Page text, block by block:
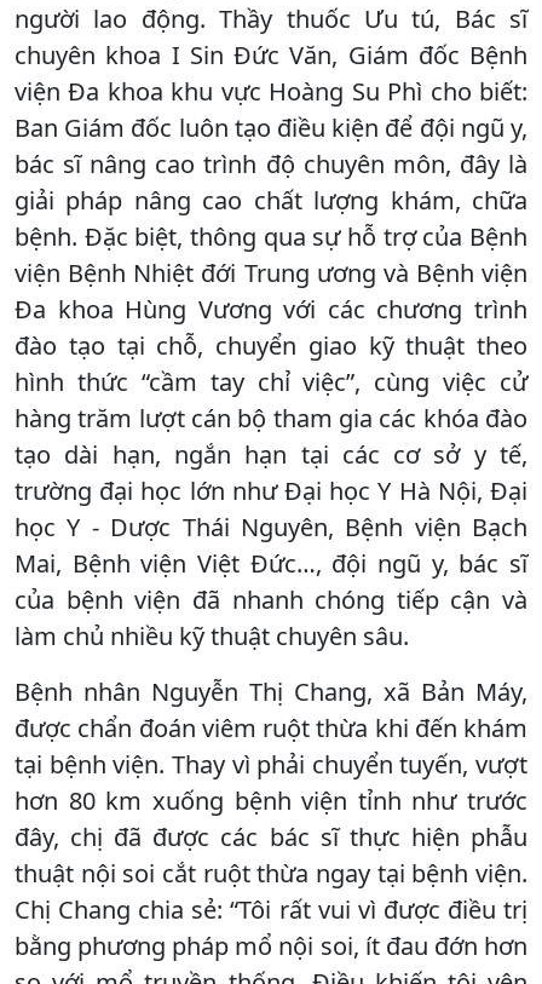
người lao động. Thầy thuốc Ưu tú, Bác sĩ
chuyên khoa I Sin Đức Văn, Giám đốc Bệnh
viện Đa khoa khu vực Hoàng Su Phì cho biết:
Ban Giám đốc luôn tạo điều kiện để đội ngũ y,
bác sĩ nâng cao trình độ chuyên môn, đây là
giải pháp nâng cao chất lượng khám, chữa
bệnh. Đặc biệt, thông qua sự hỗ trợ của Bệnh
viện Bệnh Nhiệt đới Trung ương và Bệnh viện
Đa khoa Hùng Vương với các chương trình
đào tạo tại chỗ, chuyển giao kỹ thuật theo
hình thức “cầm tay chỉ việc”, cùng việc cử
hàng trăm lượt cán bộ tham gia các khóa đào
tạo dài hạn, ngắn hạn tại các cơ sở y tế,
trường đại học lớn như Đại học Y Hà Nội, Đại
học Y - Dược Thái Nguyên, Bệnh viện Bạch
Mai, Bệnh viện Việt Đức…, đội ngũ y, bác sĩ
của bệnh viện đã nhanh chóng tiếp cận và
làm chủ nhiều kỹ thuật chuyên sâu.
Bệnh nhân Nguyễn Thị Chang, xã Bản Máy,
được chẩn đoán viêm ruột thừa khi đến khám
tại bệnh viện. Thay vì phải chuyển tuyến, vượt
hơn 80 km xuống bệnh viện tỉnh như trước
đây, chị đã được các bác sĩ thực hiện phẫu
thuật nội soi cắt ruột thừa ngay tại bệnh viện.
Chị Chang chia sẻ: “Tôi rất vui vì được điều trị
bằng phương pháp mổ nội soi, ít đau đớn hơn